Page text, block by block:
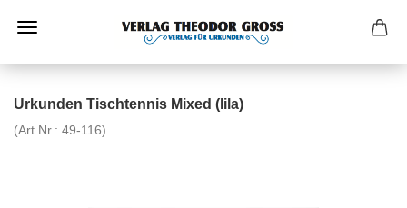
Urkunden Tischtennis Mixed (lila)
(Art.Nr.: 49-116)